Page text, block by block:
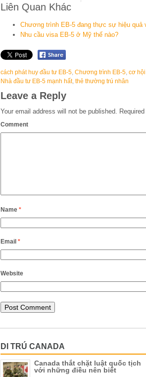
Liên Quan Khác
Chương trình EB-5 đang thực sự hiệu quả
Nhu cầu visa EB-5 ở Mỹ thế nào?
cách phát huy đầu tư EB-5 Chương trình EB-5 cơ
Nhà đầu tư EB-5 mạnh hất, thẻ thường trú nhân
Leave a Reply
Your email address will not be published.
Comment
Name *
Email *
Website
DI TRÚ CANADA
Canada thắt chặt luật quốc tịch
với những điều nên biết